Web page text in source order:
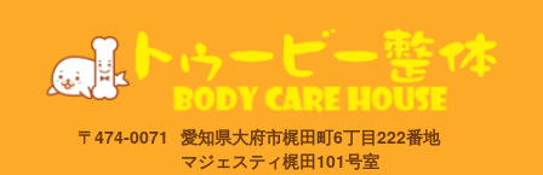
〒474-0071 愛知県大府市梶田町6丁目222番地
マジェスティ梶田101号室